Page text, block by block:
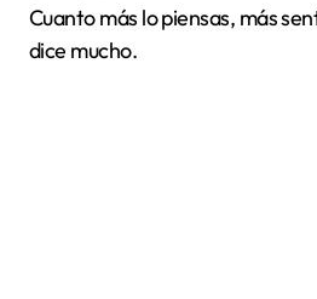
Cuanto más lo piensas, más
dice mucho.